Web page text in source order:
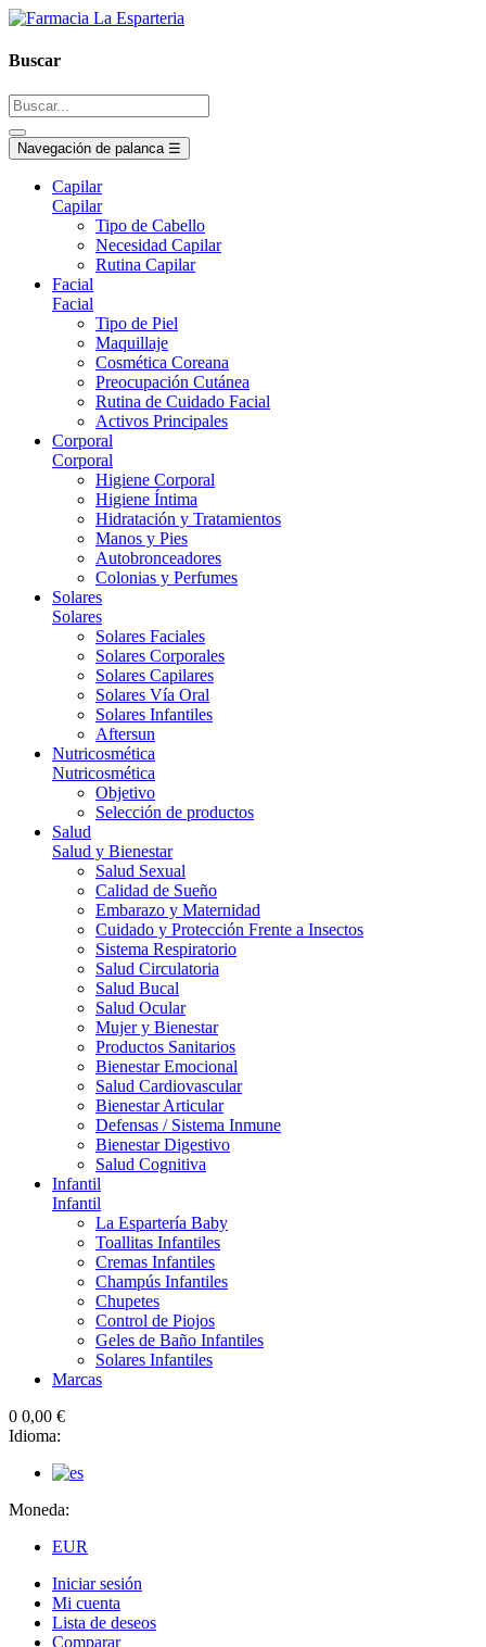
Buscar
Navegación de palanca ☰
Capilar
Capilar
Tipo de Cabello
Necesidad Capilar
Rutina Capilar
Facial
Facial
Tipo de Piel
Maquillaje
Cosmética Coreana
Preocupación Cutánea
Rutina de Cuidado Facial
Activos Principales
Corporal
Corporal
Higiene Corporal
Higiene Íntima
Hidratación y Tratamientos
Manos y Pies
Autobronceadores
Colonias y Perfumes
Solares
Solares
Solares Faciales
Solares Corporales
Solares Capilares
Solares Vía Oral
Solares Infantiles
Aftersun
Nutricosmética
Nutricosmética
Objetivo
Selección de productos
Salud
Salud y Bienestar
Salud Sexual
Calidad de Sueño
Embarazo y Maternidad
Cuidado y Protección Frente a Insectos
Sistema Respiratorio
Salud Circulatoria
Salud Bucal
Salud Ocular
Mujer y Bienestar
Productos Sanitarios
Bienestar Emocional
Salud Cardiovascular
Bienestar Articular
Defensas / Sistema Inmune
Bienestar Digestivo
Salud Cognitiva
Infantil
Infantil
La Espartería Baby
Toallitas Infantiles
Cremas Infantiles
Champús Infantiles
Chupetes
Control de Piojos
Geles de Baño Infantiles
Solares Infantiles
Marcas
0 0,00 €
Idioma:
Moneda:
EUR
Iniciar sesión
Mi cuenta
Lista de deseos
Comparar